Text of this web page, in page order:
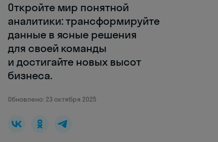
Откройте мир понятной
аналитики: трансформируйте
данные в ясные решения
для своей команды
и достигайте новых высот
бизнеса.
Обновлено: 23 октября 2025